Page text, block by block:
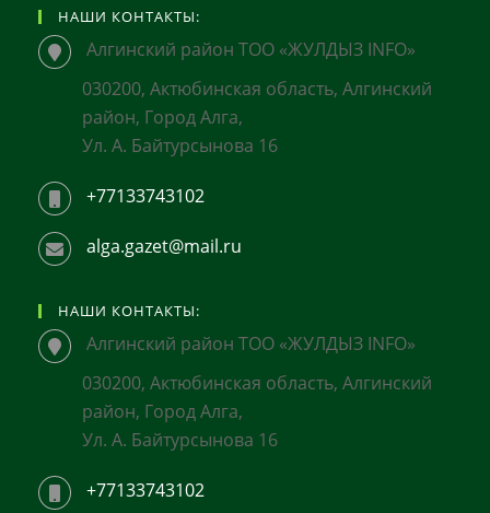
НАШИ КОНТАКТЫ:
Алгинский район ТОО «ЖУЛДЫЗ INFO»
030200, Актюбинская область, Алгинский
район, Город Алга,
Ул. А. Байтурсынова 16
+77133743102
alga.gazet@mail.ru
НАШИ КОНТАКТЫ:
Алгинский район ТОО «ЖУЛДЫЗ INFO»
030200, Актюбинская область, Алгинский
район, Город Алга,
Ул. А. Байтурсынова 16
+77133743102